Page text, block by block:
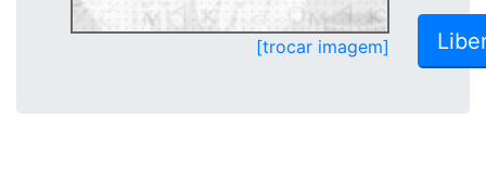
[trocar imagem]